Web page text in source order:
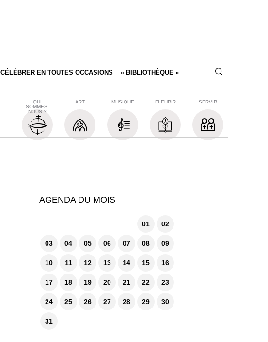
CÉLÉBRER EN TOUTES OCCASIONS « BIBLIOTHÈQUE »
QUI
SOMMES-
NOUS ?
ART MUSIQUE FLEURIR SERVIR
AGENDA DU MOIS
01 02
03 04 05 06 07 08 09
10 11 12 13 14 15 16
17 18 19 20 21 22 23
24 25 26 27 28 29 30
31